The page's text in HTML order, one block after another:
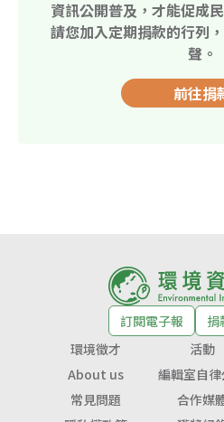
資訊公開普及，才能促成
請您加入定期捐款的行列
聲。
前往捐
訂閱電子報
捐
環境徵才
活動
About us
編輯室自律
常見問題
合作媒